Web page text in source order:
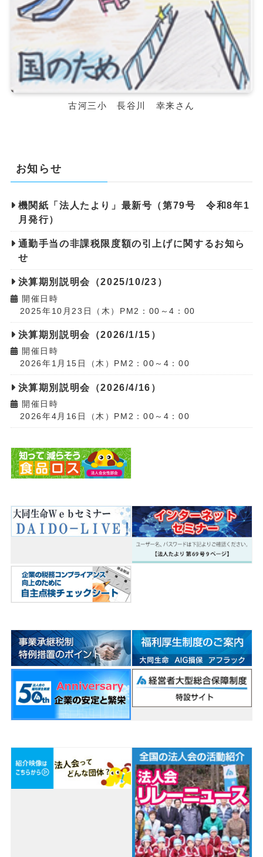
古河三小 長谷川 幸来さん
お知らせ
機関紙「法人たより」最新号（第79号 令和8年1
月発行）
通勤手当の非課税限度額の引上げに関するお知ら
せ
決算期別説明会（2025/10/23）
開催日時
2025年10月23日（木）PM2：00～4：00
決算期別説明会（2026/1/15）
開催日時
2026年1月15日（木）PM2：00～4：00
決算期別説明会（2026/4/16）
開催日時
2026年4月16日（木）PM2：00～4：00